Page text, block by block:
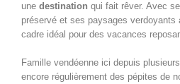
une destination qui fait rêver. Avec
préservé et ses paysages verdoyants
cadre idéal pour des vacances
Famille vendéenne ici depuis
encore régulièrement des pépites de